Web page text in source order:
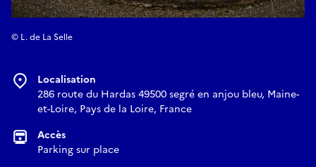
© L. de La Selle
Localisation
286 route du Hardas 49500 segré en anjou bleu, Maine-
et-Loire, Pays de la Loire, France
Accès
Parking sur place